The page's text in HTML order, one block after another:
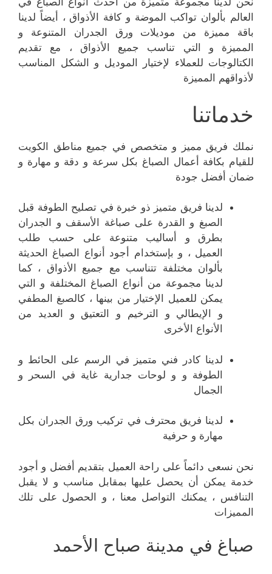
العالم بألوان تواكب الموضة و كافة الأذواق ، أيضاً لدينا
باقة مميزة من موديلات ورق الجدران المتنوعة و
المميزة و التي تناسب جميع الأذواق ، مع تقديم
الكتالوجات للعملاء لإختيار الموديل و الشكل المناسب
لأذواقهم المميزة
خدماتنا
نملك فريق مميز و متخصص في جميع مناطق الكويت
للقيام بكافة أعمال الصباغ بكل سرعة و دقة و مهارة و
ضمان أفضل جودة
لدينا فريق متميز ذو خبرة في تصليح الطوفة قبل
الصبغ و القدرة على صباغة الأسقف و الجدران
بطرق و أساليب متنوعة على حسب طلب
العميل ، و بإستخدام أجود أنواع الصباغ الحديثة
بألوان مختلفة تتناسب مع جميع الأذواق ، كما
لدينا مجموعة من أنواع الصباغ المختلفة و التي
يمكن للعميل الإختيار من بينها ، كالصبغ المطفي
و الإيطالي و الترخيم و التعتيق و العديد من
الأنواع الأخرى
لدينا كادر فني متميز في الرسم على الحائط و
الطوفة و و لوحات جدارية غاية في السحر و
الجمال
لدينا فريق محترف في تركيب ورق الجدران بكل
مهارة و حرفية
نحن نسعى دائماً على راحة العميل بتقديم أفضل و أجود
خدمة يمكن أن يحصل عليها بمقابل مناسب و لا يقبل
التنافس ، يمكنك التواصل معنا ، و الحصول على تلك
المميزات
صباغ في مدينة صباح الأحمد